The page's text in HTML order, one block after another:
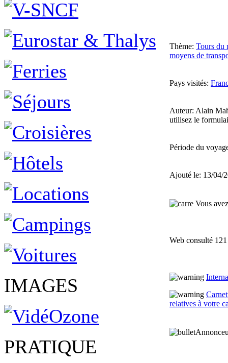
IMAGES
PRATIQUE
Thème: Tours du
moyens de
Pays visités:
Auteur: Alain
utilisez le
Période du
Ajouté le: 13/04/
Vous
Web consulté
relatives à votre